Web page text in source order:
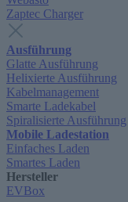
Zaptec Charger
Ausführung
Glatte Ausführung
Helixierte Ausführung
Kabelmanagement
Smarte Ladekabel
Spiralisierte Ausführung
Mobile Ladestation
Einfaches Laden
Smartes Laden
Hersteller
EVBox